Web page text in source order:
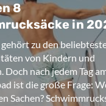
8
in
zu den
von Kindern und
Doch nach jedem Tag
ist die große Frage:
Sachen?